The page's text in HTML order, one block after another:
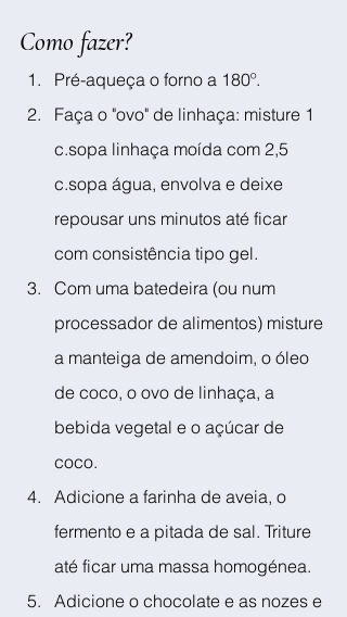
Como fazer?
Pré-aqueça o forno a 180º.
Faça o "ovo" de linhaça: misture 1
c.sopa linhaça moída com 2,5
c.sopa água, envolva e deixe
repousar uns minutos até ficar
com consistência tipo gel.
Com uma batedeira (ou num
processador de alimentos) misture
a manteiga de amendoim, o óleo
de coco, o ovo de linhaça, a
bebida vegetal e o açúcar de
coco.
Adicione a farinha de aveia, o
fermento e a pitada de sal. Triture
até ficar uma massa homogénea.
Adicione o chocolate e as nozes e